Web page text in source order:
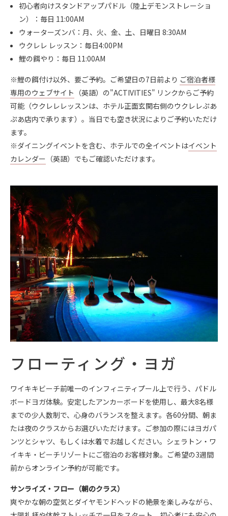
初心者向けスタンドアップパドル（陸上デモンストレーショ
ン）：毎日 11:00AM
ウォーターズンバ：月、火、金、土、日曜日 8:30AM
ウクレレ レッスン：毎日4:00PM
鯉の餌やり：毎日 11:00AM
※鯉の餌付け以外、要ご予約。ご希望日の7日前より ご宿泊者様
専用のウェブサイト （英語）の"ACTIVITIES" リンクからご予約
可能（ウクレレレッスンは、ホテル正面玄関右側のウクレレぷあ
ぷあ店内で承ります）。当日でも空き状況によりご予約いただけ
ます。
※ダイニングイベントを含む、ホテルでの全イベントはイベント
カレンダー （英語）でもご確認いただけます。
フローティング・ヨガ
ワイキキビーチ前唯一のインフィニティプール上で行う、パドル
ボードヨガ体験。安定したアンカーボードを使用し、最大8名様
までの少人数制で、心身のバランスを整えます。各60分間、朝ま
たは夜のクラスからお選びいただけます。ご参加の際にはヨガパ
ンツとシャツ、もしくは水着でお越しください。シェラトン・ワ
イキキ・ビーチリゾートにご宿泊のお客様対象。ご希望の3週間
前からオンライン予約が可能です。
サンライズ・フロー（朝のクラス）
爽やかな朝の空気とダイヤモンドヘッドの絶景を楽しみながら、